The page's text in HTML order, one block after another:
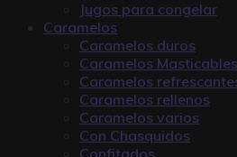
Jugos para congelar
Caramelos
Caramelos duros
Caramelos Masticables
Caramelos
Caramelos rellenos
Caramelos varios
Con Chasquidos
Confitados